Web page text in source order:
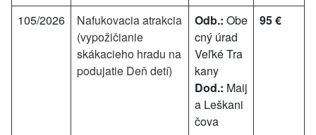
105/2026
Nafukovacia atrakcia
(vypožičianie
skákacieho hradu na
podujatie Deň detí)
Odb.: Obe
cný úrad
Veľké Tra
kany
Dod.: Maij
a Leškani
čova
95 €